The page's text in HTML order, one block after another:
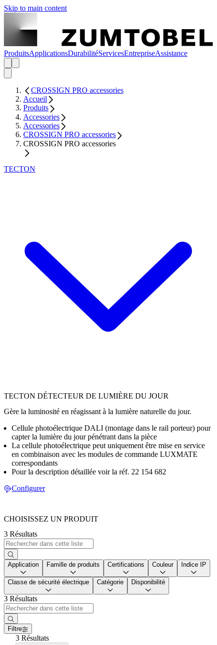
Skip to main content
ProduitsApplicationsDurabilitéServicesEntrepriseAssistance
CROSSIGN PRO accessories
Accueil
Produits
Accessories
Accessories
CROSSIGN PRO accessories
CROSSIGN PRO accessories
TECTON
TECTON DÉTECTEUR DE LUMIÈRE DU JOUR
Gère la luminosité en réagissant à la lumière naturelle du jour.
Cellule photoélectrique DALI (montage dans le rail porteur) pour
capter la lumière du jour pénétrant dans la pièce
La cellule photoélectrique peut uniquement être mise en service
en combinaison avec les modules de commande LUXMATE
correspondants
Pour la description détaillée voir la réf. 22 154 682
Configurer
CHOISISSEZ UN PRODUIT
3 Résultats
Application Famille de produits Certifications Couleur Indice IP
Classe de sécurité électrique Catégorie Disponibilité
3 Résultats
Filtre
3 Résultats